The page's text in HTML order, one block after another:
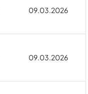
09.03.2026
09.03.2026